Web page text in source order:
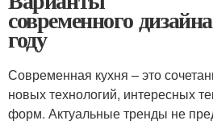
современного
году
Современная кухня – это
новых технологий, интересных
форм. Актуальные тренды не